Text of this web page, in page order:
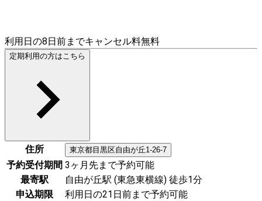
利用日の8日前までキャンセル料無料
定期利用の方はこちら
住所 東京都目黒区自由が丘1-26-7
予約受付期間 3ヶ月先まで予約可能
最寄駅
自由が丘駅 (東急東横線) 徒歩1分
申込期限
利用日の21日前まで予約可能